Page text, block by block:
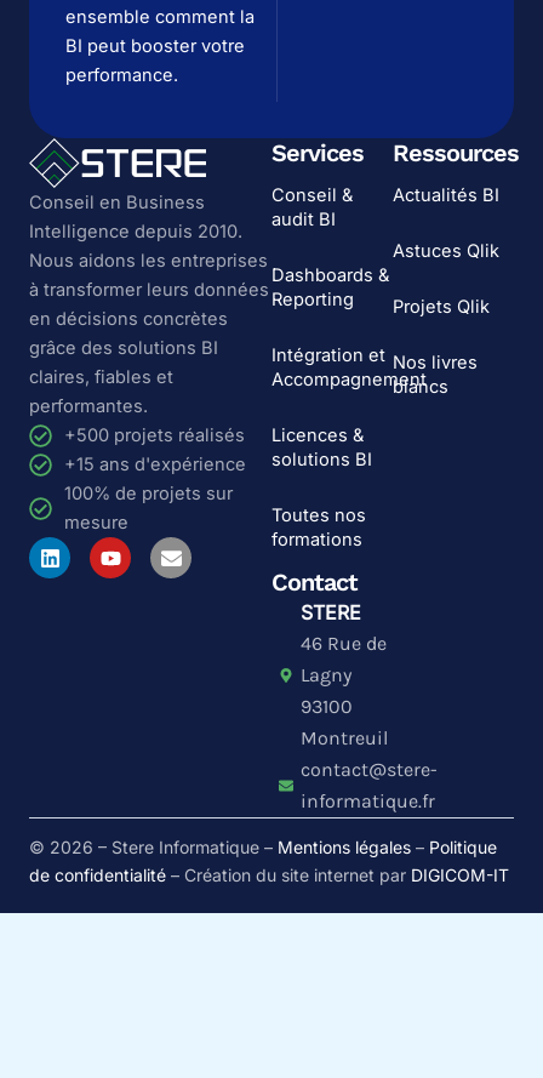
ensemble comment la
BI peut booster votre
performance.
Conseil en Business
Intelligence depuis 2010.
Nous aidons les entreprises
à transformer leurs données
en décisions concrètes
grâce des solutions BI
claires, fiables et
performantes.
+500 projets réalisés
+15 ans d'expérience
100% de projets sur
mesure
L
i
Y
o
E
n
Services
Conseil &
audit BI
Dashboards &
Reporting
Intégration et
Accompagnement
Licences &
solutions BI
Toutes nos
formations
Ressources
Actualités BI
Astuces Qlik
Projets Qlik
Nos livres
blancs
Contact
STERE
46 Rue de
Lagny
93100
Montreuil
contact@stere-
informatique.fr
© 2026 – Stere Informatique – Mentions légales – Politique
de confidentialité – Création du site internet par DIGICOM-IT